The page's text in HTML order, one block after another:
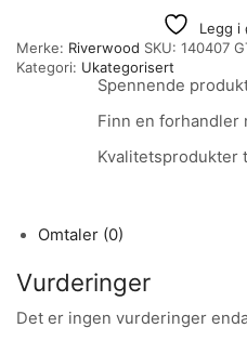
Legg i
Merke: Riverwood SKU: 140407
Kategori: Ukategorisert
Spennende
Finn en forhandler
Kvalitetsprodukter
Omtaler (0)
Vurderinger
Det er ingen vurderinger